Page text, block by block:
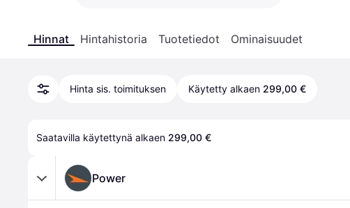
Hinnat Hintahistoria Tuotetiedot Ominaisuudet
Hinta sis. toimituksen Käytetty alkaen 299,00 €
Saatavilla käytettynä alkaen 299,00 €
Power